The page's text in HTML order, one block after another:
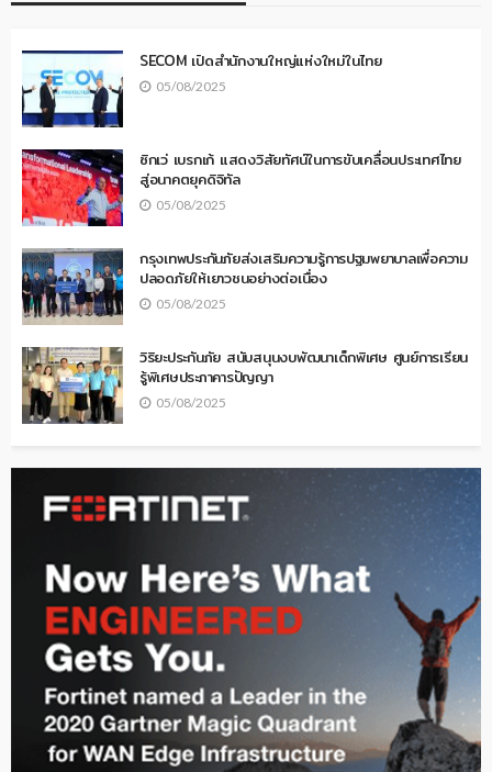
SECOM เปิดสำนักงานใหญ่แห่งใหม่ในไทย
05/08/2025
ซิกเว่ เบรกเก้ แสดงวิสัยทัศน์ในการขับเคลื่อนประเทศไทย
สู่อนาคตยุคดิจิทัล
05/08/2025
กรุงเทพประกันภัยส่งเสริมความรู้การปฐมพยาบาลเพื่อความ
ปลอดภัยให้เยาวชนอย่างต่อเนื่อง
05/08/2025
วิริยะประกันภัย สนับสนุนงบพัฒนาเด็กพิเศษ ศูนย์การเรียน
รู้พิเศษประภาคารปัญญา
05/08/2025